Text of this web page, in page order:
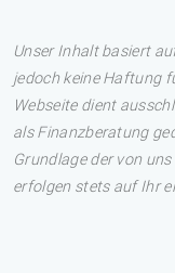
Unser Inhalt basiert
jedoch keine Haftung
Webseite dient
als Finanzberatung
Grundlage der von
erfolgen stets auf Ihr